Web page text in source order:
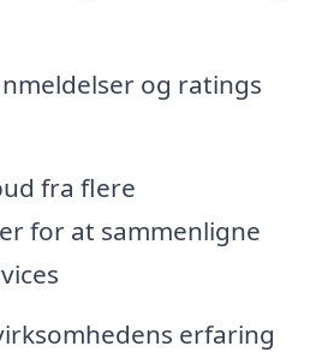
og ratings
fra flere
for at sammenligne
erfaring